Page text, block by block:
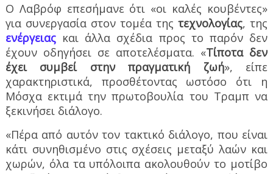
Ο Λαβρόφ επεσήμανε ότι «οι καλές κουβέντες»
για συνεργασία στον τομέα τηςτεχνολογίας, της
ενέργειαςκαι άλλα σχέδια προς το παρόν δεν
έχουν οδηγήσει σε αποτελέσματα. «Τίποτα δεν
έχει συμβεί στην πραγματική ζωή», είπε
χαρακτηριστικά, προσθέτοντας ωστόσο ότι η
Μόσχα εκτιμά την πρωτοβουλία του Τραμπ να
ξεκινήσει διάλογο.
«Πέρα από αυτόν τον τακτικό διάλογο, που είναι
κάτι συνηθισμένο στις σχέσεις μεταξύ λαών και
χωρών, όλα τα υπόλοιπα ακολουθούν το μοτίβο